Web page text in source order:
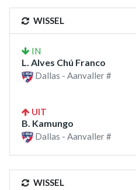
WISSEL
IN
L. Alves Chú Franco
Dallas - Aanvaller #
UIT
B. Kamungo
Dallas - Aanvaller #
WISSEL